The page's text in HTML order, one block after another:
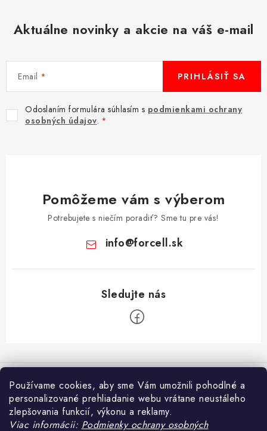
Používame cookies, aby sme Vám umožnili pohodlné a
personalizované prehliadanie webu vrátane neustáleho
zlepšovania funkcií, výkonu a reklamy.
Viac informácii: Podmienky ochrany osobných
Aktuálne novinky a akcie na váš e-mail
Email
Odoslaním formulára súhlasím s podmienkami ochrany
osobných údajov.
PRIHLÁSIŤ SA
Pomôžeme vám s výberom
Potrebujete s niečím poradiť? Sme tu pre vás!
info@forcell.sk
á
Informácie pre vás
Doprava a platba
Ako nakupovať
Prijímame online platby